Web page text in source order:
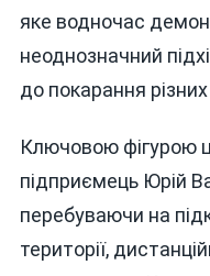
яке водночас
неоднозначний
до покарання
Ключовою фігурою
підприємець Юрій
перебуваючи на
території,